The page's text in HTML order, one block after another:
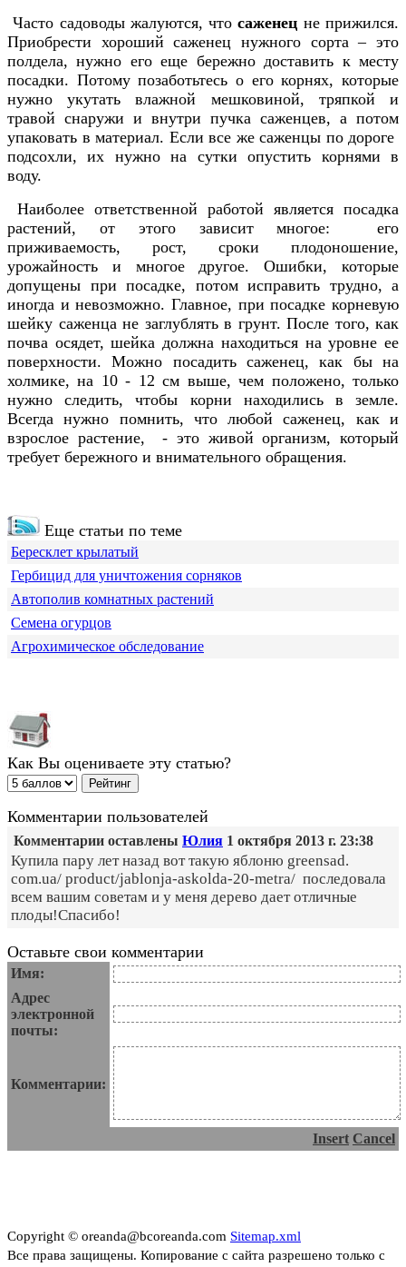
Часто садоводы жалуются, чтосаженец не прижился.
Приобрести хороший саженец нужного сорта – это
полдела, нужно его еще бережно доставить к месту
посадки. Потому позаботьтесь о его корнях, которые
нужно укутать влажной мешковиной, тряпкой и
травой снаружи и внутри пучка саженцев, а потом
упаковать в материал. Если все же саженцы по дороге
подсохли, их нужно на сутки опустить корнями в
воду.
Наиболее ответственной работой является посадка
растений, от этого зависит многое: его
приживаемость, рост, сроки плодоношение,
урожайность и многое другое. Ошибки, которые
допущены при посадке, потом исправить трудно, а
иногда и невозможно. Главное, при посадке корневую
шейку саженца не заглублять в грунт. После того, как
почва осядет, шейка должна находиться на уровне ее
поверхности.
Можно посадить саженец, как бы на
холмике, на 10 - 12 см выше, чем положено, только
нужно следить, чтобы корни находились в земле.
Всегда нужно помнить, что любой саженец, как и
взрослое растение, - это живой организм, который
требует бережного и внимательного обращения.
Еще статьи по теме
Бересклет крылатый
Гербицид для уничтожения сорняков
Автополив комнатных растений
Семена огурцов
Агрохимическое обследование
Как Вы оцениваете эту статью?
Комментарии пользователей
Комментарии оставлены Юлия 1 октября 2013 г. 23:38
Купила пару лет назад вот такую яблоню greensad.
com.ua/ product/jablonja-askolda-20-metra/ последовала
всем вашим советам и у меня дерево дает отличные
плоды!Спасибо!
Оставьте свои комментарии
Имя:
Адрес
электронной
почты:
Комментарии:
Insert Cancel
Copyright © oreanda@bcoreanda.com Sitemap.xml
Все права защищены. Копирование с сайта разрешено только с